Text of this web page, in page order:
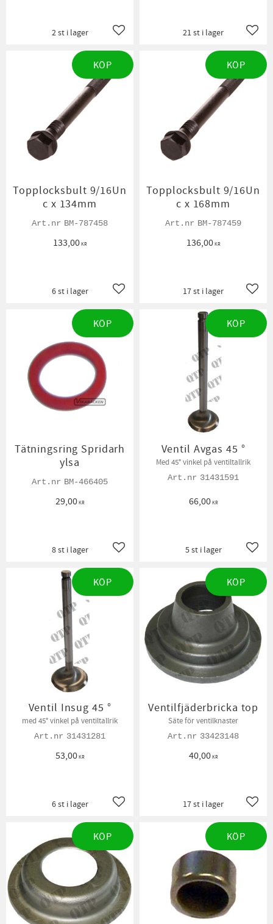
Lägg till i favoriter
2 st i lager 21 st i lager
Topplocksbult 9/16Un
c x 134mm
BM-787458
133,00KR
Lägg till i favoriter
6 st i lager
KÖP
Topplocksbult 9/16Un
c x 168mm
BM-787459
136,00KR
17 st i lager
KÖP
Tätningsring Spridarh
ylsa
BM-466405
29,00KR
Lägg till i favoriter
8 st i lager
KÖP
Ventil Avgas 45 °
Med 45° vinkel på ventiltallrik
31431591
66,00KR
5 st i lager
KÖP
Ventil Insug 45 °
med 45° vinkel på ventiltallrik
31431281
53,00KR
Lägg till i favoriter
6 st i lager
KÖP
Ventilfjäderbricka top
Säte för ventilknaster
33423148
40,00KR
17 st i lager
KÖP
KÖP KÖP